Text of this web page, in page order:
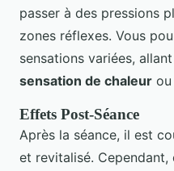
passer à des pressions
zones réflexes. Vous
sensations variées,
sensation de chaleur
Effets Post-Séance
Après la séance, il est
et revitalisé. Cependant,